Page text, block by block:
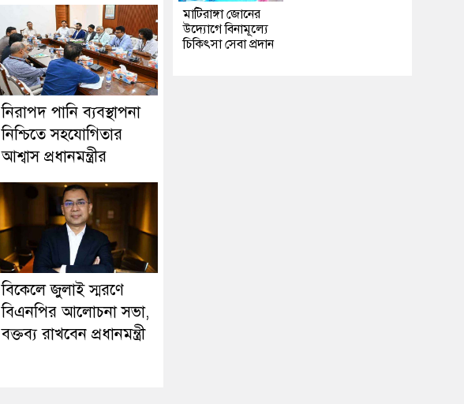
নিরাপদ পানি ব্যবস্থাপনা
নিশ্চিতে সহযোগিতার
আশ্বাস প্রধানমন্ত্রীর
বিকেলে জুলাই স্মরণে
বিএনপির আলোচনা সভা,
বক্তব্য রাখবেন প্রধানমন্ত্রী
মাটিরাঙ্গা জোনের
উদ্যোগে বিনামূল্যে
চিকিৎসা সেবা প্রদান